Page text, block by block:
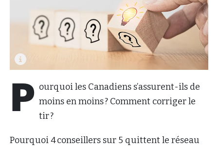
P ourquoi les Canadiens s’assurent-ils de
moins en moins ? Comment corriger le
tir ?
Pourquoi 4 conseillers sur 5 quittent le réseau